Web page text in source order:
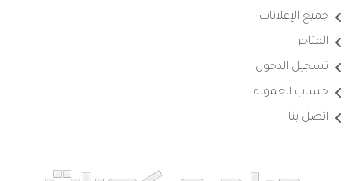
جميع الإعلانات
المتاجر
تسجيل الدخول
حساب العمولة
اتصل بنا